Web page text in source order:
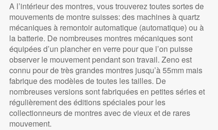
A l’intérieur des montres, vous trouverez toutes sortes de
mouvements de montre suisses: des machines à quartz
mécaniques à remontoir automatique (automatique) ou à
la batterie. De nombreuses montres mécaniques sont
équipées d’un plancher en verre pour que l’on puisse
observer le mouvement pendant son travail. Zeno est
connu pour de très grandes montres jusqu’à 55mm mais
fabrique des modèles de toutes les tailles. De
nombreuses versions sont fabriquées en petites séries et
régulièrement des éditions spéciales pour les
collectionneurs de montres avec de vieux et de rares
mouvement.